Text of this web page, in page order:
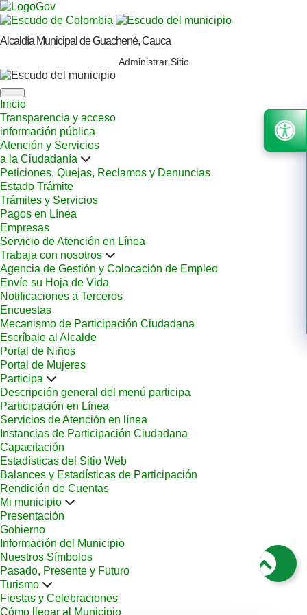
Alcaldía Municipal de Guachené, Cauca
Administrar Sitio
Inicio
Transparencia y acceso
información pública
Atención y Servicios
a la Ciudadanía
Peticiones, Quejas, Reclamos y Denuncias
Estado Trámite
Trámites y Servicios
Pagos en Línea
Empresas
Servicio de Atención en Línea
Trabaja con nosotros
Agencia de Gestión y Colocación de Empleo
Envíe su Hoja de Vida
Notificaciones a Terceros
Encuestas
Mecanismo de Participación Ciudadana
Escríbale al Alcalde
Portal de Niños
Portal de Mujeres
Participa
Descripción general del menú participa
Participación en Línea
Servicios de Atención en línea
Instancias de Participación Ciudadana
Capacitación
Estadísticas del Sitio Web
Balances y Estadísticas de Participación
Rendición de Cuentas
Mi municipio
Presentación
Gobierno
Información del Municipio
Nuestros Símbolos
Pasado, Presente y Futuro
Turismo
Fiestas y Celebraciones
Cómo llegar al Municipio